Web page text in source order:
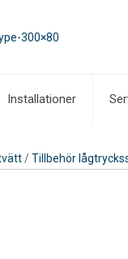
Installationer
/Tillbehör